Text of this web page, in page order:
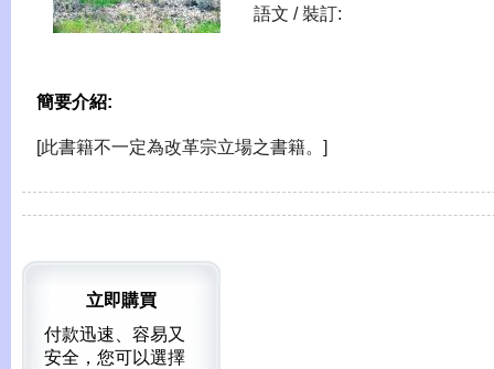
語文 / 裝訂:
簡要介紹:
[此書籍不一定為改革宗立場之書籍。]
立即購買
付款迅速、容易又
安全，您可以選擇